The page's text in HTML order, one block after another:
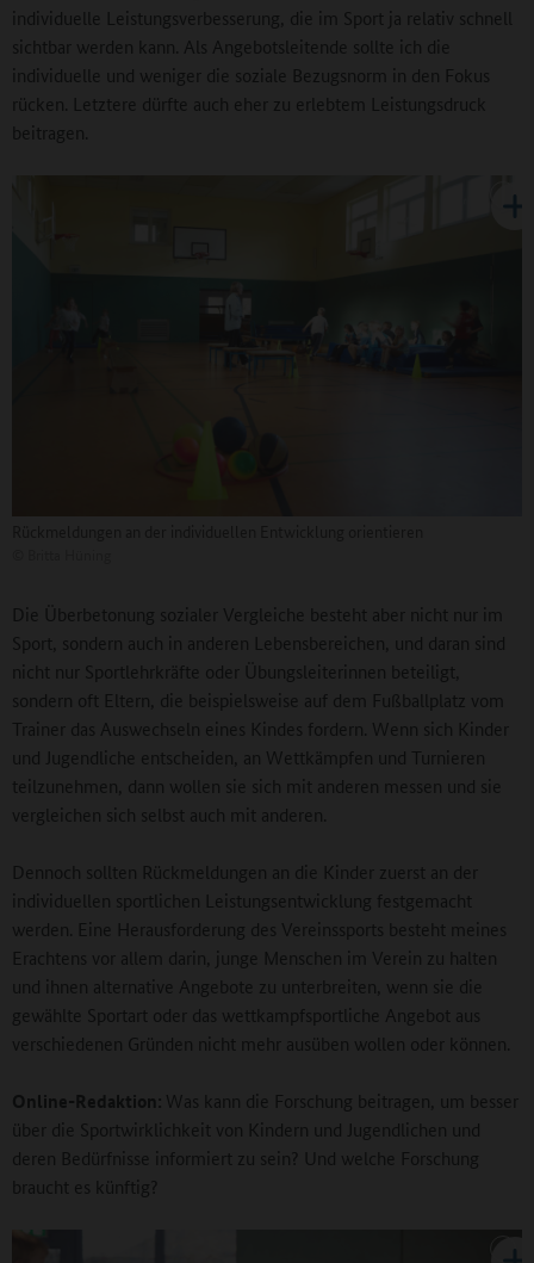
individuelle Leistungsverbesserung, die im Sport ja relativ schnell
sichtbar werden kann. Als Angebotsleitende sollte ich die
individuelle und weniger die soziale Bezugsnorm in den Fokus
rücken. Letztere dürfte auch eher zu erlebtem Leistungsdruck
beitragen.
Die Überbetonung sozialer Vergleiche besteht aber nicht nur im
Sport, sondern auch in anderen Lebensbereichen, und daran sind
nicht nur Sportlehrkräfte oder Übungsleiterinnen beteiligt,
sondern oft Eltern, die beispielsweise auf dem Fußballplatz vom
Trainer das Auswechseln eines Kindes fordern. Wenn sich Kinder
und Jugendliche entscheiden, an Wettkämpfen und Turnieren
teilzunehmen, dann wollen sie sich mit anderen messen und sie
vergleichen sich selbst auch mit anderen.
Dennoch sollten Rückmeldungen an die Kinder zuerst an der
individuellen sportlichen Leistungsentwicklung festgemacht
werden. Eine Herausforderung des Vereinssports besteht meines
Erachtens vor allem darin, junge Menschen im Verein zu halten
und ihnen alternative Angebote zu unterbreiten, wenn sie die
gewählte Sportart oder das wettkampfsportliche Angebot aus
verschiedenen Gründen nicht mehr ausüben wollen oder können.
Online-Redaktion: Was kann die Forschung beitragen, um besser
über die Sportwirklichkeit von Kindern und Jugendlichen und
deren Bedürfnisse informiert zu sein? Und welche Forschung
braucht es künftig?